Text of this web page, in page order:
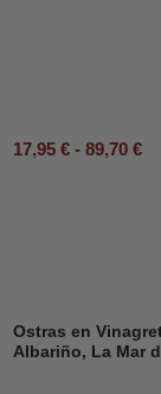
17,95 € - 89,70 €
Ostras en
Albariño, La Mar